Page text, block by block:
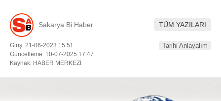
WhatsApp İhbar
SERVISLERSakarya Bi Haber TÜM YAZILARI
Giriş: 21-06-2023 15:51
Güncelleme: 10-07-2025 17:47
Kaynak: HABER MERKEZİ
Tarihi Anlayalım